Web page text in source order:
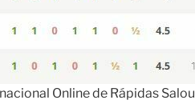
Online de Rápidas Salou